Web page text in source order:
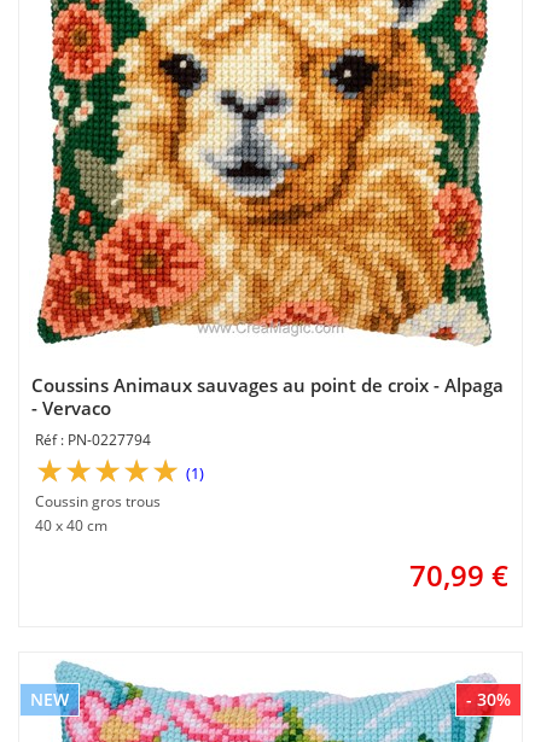
Coussins Animaux sauvages au point de croix - Alpaga
- Vervaco
PN-0227794
(1)
Coussin gros trous
40 x 40 cm
70,99 €
- 30%
NEW